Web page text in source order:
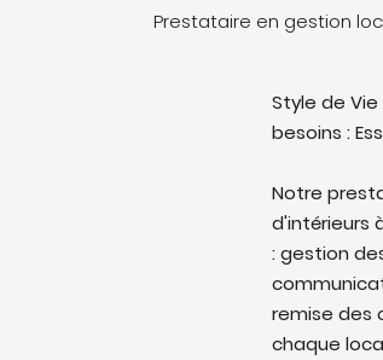
Prestataire en gestion
Style de
besoins :
Notre
d'intérieurs
: gestion
remise des
chaque